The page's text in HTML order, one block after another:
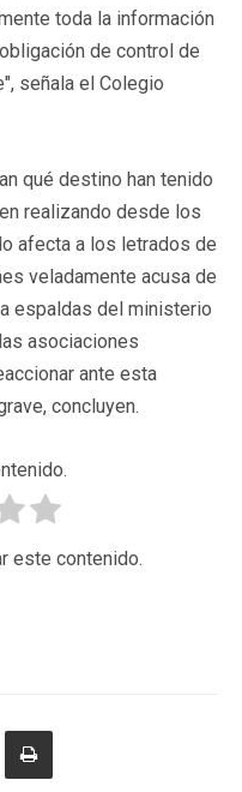
toda la información
de control de
señala el Colegio
qué destino han tenido
realizando desde los
afecta a los letrados de
veladamente acusa de
espaldas del ministerio
asociaciones
ante esta
concluyen.
este contenido.